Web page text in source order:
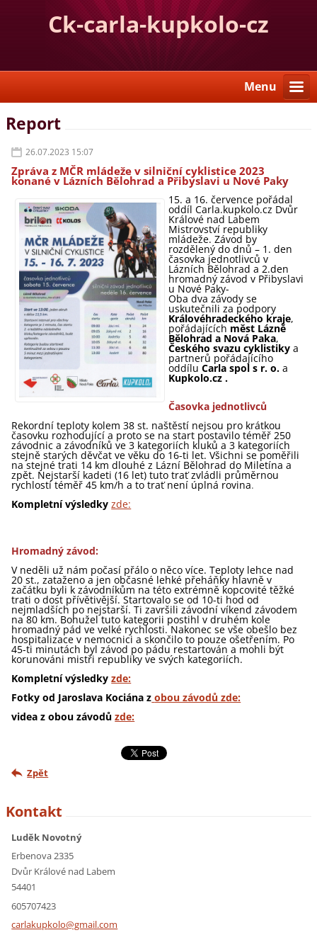
Ck-carla-kupkolo-cz
Menu
Report
26.07.2023 15:07
Zpráva z MČR mládeže v silniční cyklistice 2023
konané v Lázních Bělohrad a Přibyslavi u Nové Paky
15. a 16. července pořádal
oddíl Carla.kupkolo.cz Dvůr
Králové nad Labem
Mistrovství republiky
mládeže. Závod by
rozdělený do dnů – 1. den
časovka jednotlivců v
Lázních Bělohrad a 2.den
hromadný závod v Přibyslavi
u Nové Paky-
Oba dva závody se
uskutečnili za podpory
Královéhradeckého kraje,
pořádajících měst Lázně
Bělohrad a Nová Paka,
Českého svazu cyklistikya
partnerů pořádajícího
oddíluCarla spol s r. o. a
Kupkolo.cz .
Časovka jednotlivců
Rekordní teploty kolem 38 st. naštěstí nejsou pro krátkou
časovku rozhodující a proto se na start postavilo téměř 250
závodnic a závodníků ve 3 kategoriích kluků a 3 kategoriích
stejně starých děvčat ve věku do 16-ti let. Všichni se poměřili
na stejné trati 14 km dlouhé z Lázní Bělohrad do Miletína a
zpět. Nejstarší kadeti (16 let) tuto trať zvládli průměrnou
rychlostí téměř 45 km/h a to trať není úplná rovina.
Kompletní výsledkyzde:
Hromadný závod:
V neděli už nám počasí přálo o něco více. Teploty lehce nad
20 st., zataženo a jen občasné lehké přeháňky hlavně v
začátku byli k závodníkům na této extrémně kopcovité těžké
trati o dost přívětivější. Startovalo se od 10-ti hod od
nejmladších po nejstarší. Ti završili závodní víkend závodem
na 80 km. Bohužel tuto kategorii postihl v druhém kole
hromadný pád ve velké rychlosti. Nakonec se vše obešlo bez
hospitalizace v nemocnici a skončilo to pouze ošetřením. Po
45-ti minutách byl závod po pádu restartován a mohli být
korunováni mistři republiky ve svých kategoriích.
Kompletní výsledkyzde:
Fotky od Jaroslava Kociána z obou závodů zde:
videa z obou závodůzde:
Zpět
Kontakt
Luděk Novotný
Erbenova 2335
Dvůr Králové nad Labem
54401
605707423
carlakupkolo@gmail.com